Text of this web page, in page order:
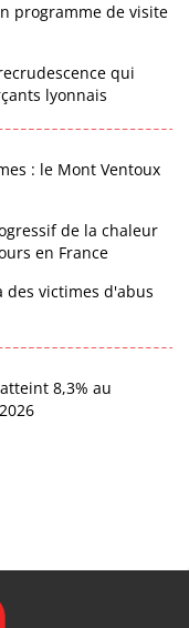
programme de visite
qui
lyonnais
: le Mont Ventoux
de la chaleur
en France
des victimes d'abus
8,3% au